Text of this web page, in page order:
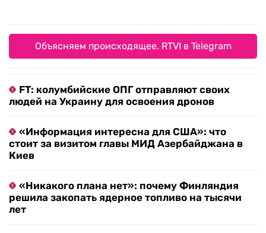
Объясняем происходящее. RTVI в Telegram
FT: колумбийские ОПГ отправляют своих
людей на Украину для освоения дронов
«Информация интересна для США»: что
стоит за визитом главы МИД Азербайджана в
Киев
«Никакого плана нет»: почему Финляндия
решила закопать ядерное топливо на тысячи
лет